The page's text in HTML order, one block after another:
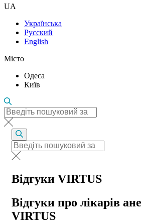
UA
Українська
Русский
English
Місто
Одеса
Київ
Відгуки VIRTUS
Відгуки про лікарів
VIRTUS